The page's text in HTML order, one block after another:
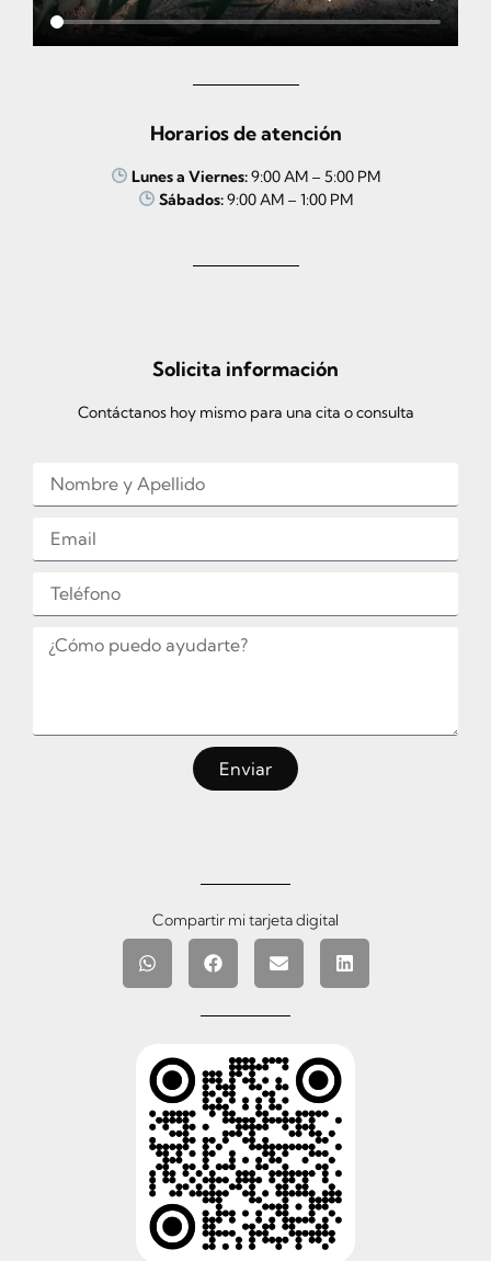
Horarios de atención
Lunes a Viernes:9:00 AM – 5:00 PM
Sábados:9:00 AM – 1:00 PM
Solicita información
Contáctanos hoy mismo para una cita o consulta
Enviar
Compartir mi tarjeta digital